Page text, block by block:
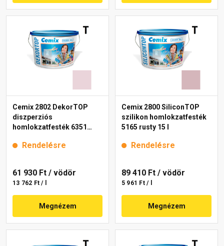
Cemix 2802 DekorTOP
diszperziós
homlokzatfesték 6351
Rendelésre
61 930 Ft / vödör
13 762 Ft / l
Megnézem
Cemix 2800 SiliconTOP
szilikon homlokzatfesték
5165 rusty 15 l
Rendelésre
89 410 Ft / vödör
5 961 Ft / l
Megnézem